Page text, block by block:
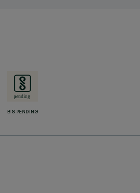
BIS PENDING